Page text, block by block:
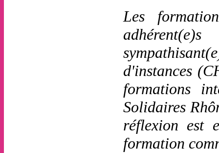
Les
d'instances
formations
Solidaires
réflexion est
formation